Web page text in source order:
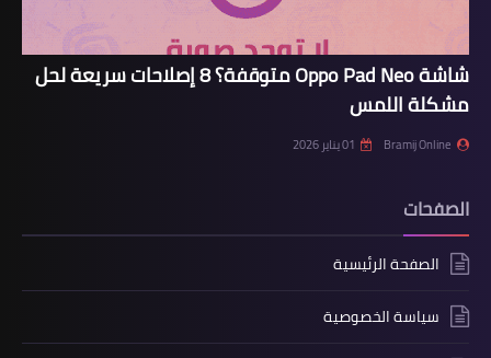
شاشة Oppo Pad Neo متوقفة؟ 8 إصلاحات سريعة لحل
مشكلة اللمس
Bramij Online 01 يناير 2026
الصفحات
الصفحة الرئيسية
سياسة الخصوصية